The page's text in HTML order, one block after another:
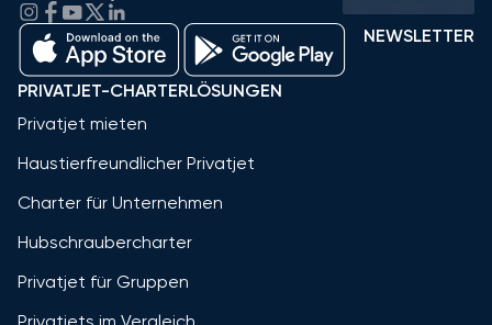
NEWSLETTER
PRIVATJET-CHARTERLÖSUNGEN
Privatjet mieten
Haustierfreundlicher Privatjet
Charter für Unternehmen
Hubschraubercharter
Privatjet für Gruppen
Privatjets im Vergleich